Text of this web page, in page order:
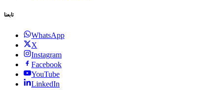
تابعنا
WhatsApp
X
Instagram
Facebook
YouTube
LinkedIn